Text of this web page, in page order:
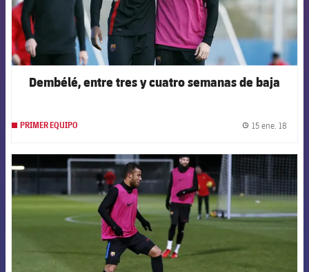
Dembélé, entre tres y cuatro semanas de baja
PRIMER EQUIPO 15 ene. 18
FCB Barcelona badge